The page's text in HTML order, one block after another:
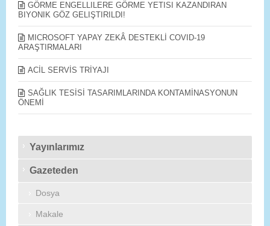
GÖRME ENGELLILERE GÖRME YETISI KAZANDIRAN
BIYONIK GÖZ GELIŞTIRILDI!
MICROSOFT YAPAY ZEKÂ DESTEKLİ COVID-19
ARAŞTIRMALARI
ACİL SERVİS TRİYAJI
SAĞLIK TESİSİ TASARIMLARINDA KONTAMİNASYONUN
ÖNEMİ
Yayınlarımız
Gazeteden
Dosya
Makale